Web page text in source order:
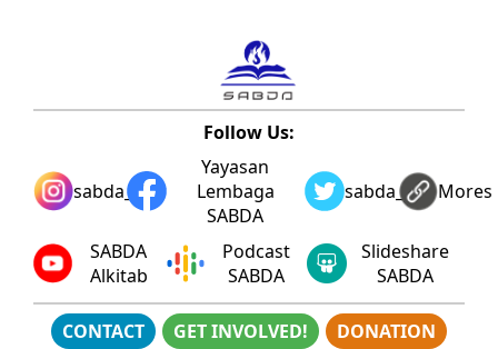
Follow Us:
sabda_ylsa
Yayasan
Lembaga
SABDA
sabda_ylsaMores
SABDA
Alkitab
Podcast
SABDA
Slideshare
SABDA
CONTACT GET INVOLVED! DONATION